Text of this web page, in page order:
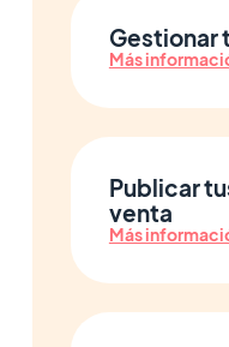
Gestionar
Más
Publicar
venta
Más